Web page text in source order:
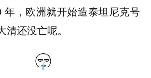
年，欧洲就开始造泰坦尼克号
还没亡呢。